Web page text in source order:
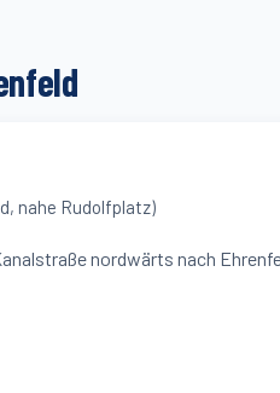
nahe Rudolfplatz)
nordwärts nach